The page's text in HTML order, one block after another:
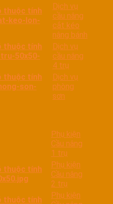
Dịch vụ
cầu nâng
cắt kéo
nâng bánh
Dịch vụ
cầu nâng
4 trụ
Dịch vụ
phòng
sơn
Phụ kiện
Cầu nâng
1 trụ
Phụ kiện
Cầu nâng
2 trụ
Phụ kiện